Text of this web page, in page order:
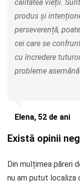
calitatea vieții.
produs și
perseverență,
cei care se
cu încredere
probleme
Elena, 52 de ani
Există opinii
Din mulțimea păreri
nu am putut localiza